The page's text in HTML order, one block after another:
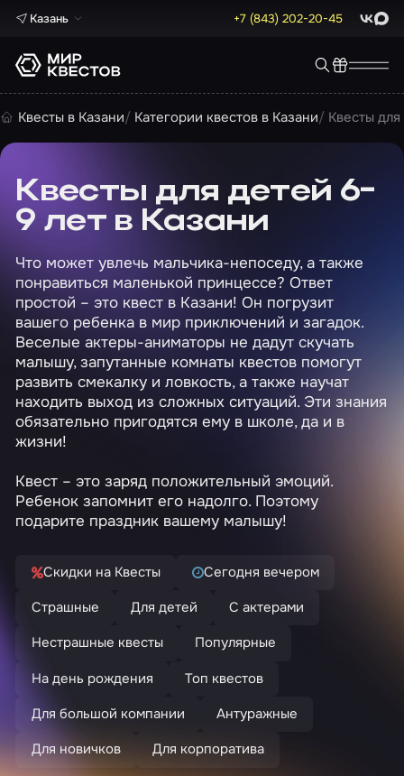
Казань +7 (843) 202-20-45 Max
Квесты в Казани Категории квестов в Казани Квесты
Квесты для детей 6-
9 лет в Казани
Что может увлечь мальчика-непоседу, а также
понравиться маленькой принцессе? Ответ
простой – это квест в Казани! Он погрузит
вашего ребенка в мир приключений и загадок.
Веселые актеры-аниматоры не дадут скучать
малышу, запутанные комнаты квестов помогут
развить смекалку и ловкость, а также научат
находить выход из сложных ситуаций. Эти знания
обязательно пригодятся ему в школе, да и в
жизни!
Квест – это заряд положительный эмоций.
Ребенок запомнит его надолго. Поэтому
подарите праздник вашему малышу!
Скидки на Квесты
Сегодня вечером
Страшные
Для детей
С актерами
Нестрашные квесты
Популярные
На день рождения
Топ квестов
Для большой компании
Антуражные
Для новичков
Для корпоратива